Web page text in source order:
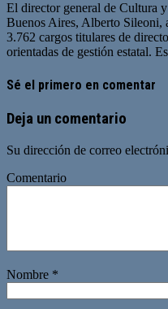
El director general de Cultura
Buenos Aires, Alberto Sileoni,
3.762 cargos titulares de
orientadas de gestión estatal.
Sé el primero en comentar
Deja un comentario
Su dirección de correo
Comentario
Nombre *